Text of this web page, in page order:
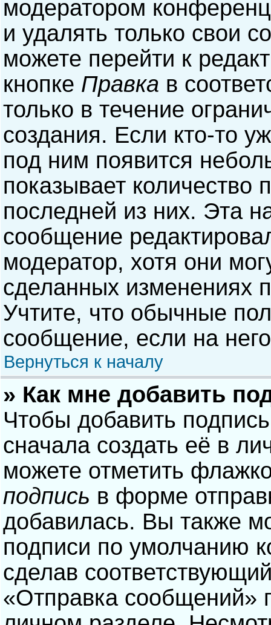
модератором
и удалять только свои
можете перейти к
кнопке Правка в
только в течение
создания. Если кто-то
под ним появится
показывает количество
последней из них. Эта
сообщение
модератор, хотя они
сделанных изменениях
Учтите, что обычные
сообщение, если на
Вернуться к началу
» Как мне добавить
Чтобы добавить
сначала создать её в
можете отметить
подпись в форме
добавилась. Вы также
подписи по умолчанию
сделав
«Отправка сообщений»